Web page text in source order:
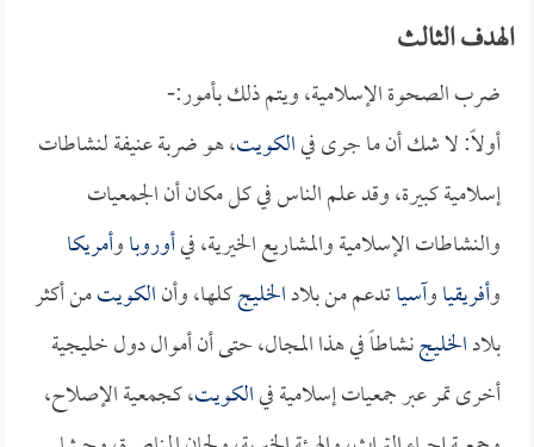
الهدف الثالث
ضرب الصحوة الإسلامية، ويتم ذلك بأمور:-
أولاً: لا شك أن ما جرى فيالكويت، هو ضربة عنيفة لنشاطات
إسلامية كبيرة، وقد علم الناس في كل مكان أن الجمعيات
والنشاطات الإسلامية والمشاريع الخيرية، فيأوروباوأمريكا
وأفريقياوآسياتدعم من بلادالخليجكلها، وأنالكويتمن أكثر
بلادالخليجنشاطاً في هذا المجال، حتى أن أموال دول خليجية
أخرى تمر عبر جمعيات إسلامية فيالكويت، كجمعية الإصلاح،